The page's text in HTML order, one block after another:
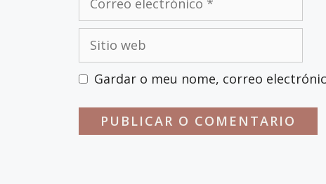
electrónico
Sitio
web
Gardar o meu nome, correo